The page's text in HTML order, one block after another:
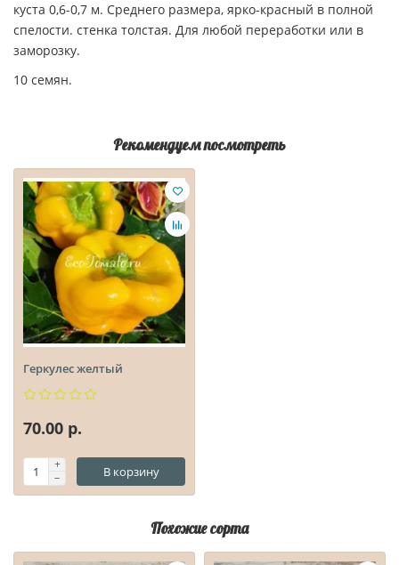
куста 0,6-0,7 м. Среднего размера, ярко-красный в полной
спелости. стенка толстая. Для любой переработки или в
заморозку.
10 семян.
Рекомендуем посмотреть
Геркулес желтый
70.00 р.
В корзину
Похожие сорта